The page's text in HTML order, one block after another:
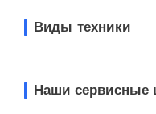
Виды техники
Наши сервисные